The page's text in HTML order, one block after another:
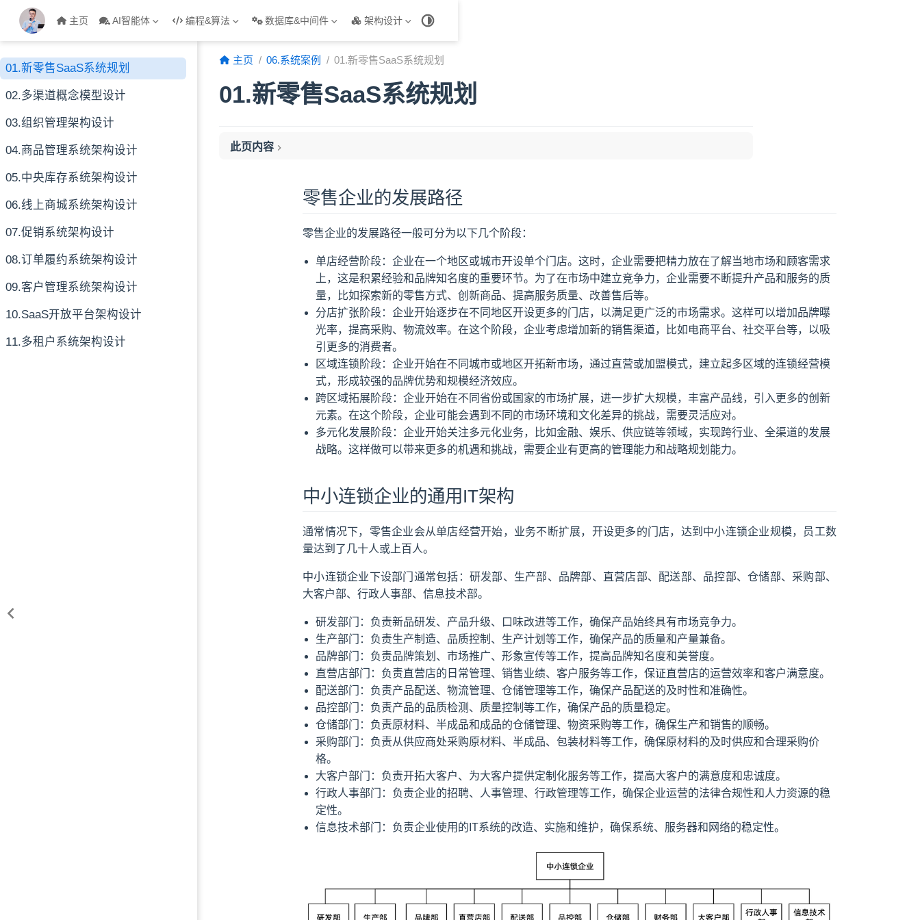
跳至主要內容
主页
AI智能体 编程&算法 数据库&中间件 架构设计
01.新零售SaaS系统规划
02.多渠道概念模型设计
03.组织管理架构设计
04.商品管理系统架构设计
05.中央库存系统架构设计
06.线上商城系统架构设计
07.促销系统架构设计
08.订单履约系统架构设计
09.客户管理系统架构设计
10.SaaS开放平台架构设计
11.多租户系统架构设计
主页 06.系统案例 01.新零售SaaS系统规划
01.新零售SaaS系统规划
此页内容
中小连锁企业的通用IT架构
新零售行业发展趋势零售企业的发展路径
零售企业的发展路径一般可分为以下几个阶段：
单店经营阶段：企业在一个地区或城市开设单个门店。这时，企业需要把精力放在了解当地市场和顾客需求
上，这是积累经验和品牌知名度的重要环节。为了在市场中建立竞争力，企业需要不断提升产品和服务的质
量，比如探索新的零售方式、创新商品、提高服务质量、改善售后等。
分店扩张阶段：企业开始逐步在不同地区开设更多的门店，以满足更广泛的市场需求。这样可以增加品牌曝
光率，提高采购、物流效率。在这个阶段，企业考虑增加新的销售渠道，比如电商平台、社交平台等，以吸
引更多的消费者。
区域连锁阶段：企业开始在不同城市或地区开拓新市场，通过直营或加盟模式，建立起多区域的连锁经营模
式，形成较强的品牌优势和规模经济效应。
跨区域拓展阶段：企业开始在不同省份或国家的市场扩展，进一步扩大规模，丰富产品线，引入更多的创新
元素。在这个阶段，企业可能会遇到不同的市场环境和文化差异的挑战，需要灵活应对。
多元化发展阶段：企业开始关注多元化业务，比如金融、娱乐、供应链等领域，实现跨行业、全渠道的发展
战略。这样做可以带来更多的机遇和挑战，需要企业有更高的管理能力和战略规划能力。
中小连锁企业的通用IT架构
通常情况下，零售企业会从单店经营开始，业务不断扩展，开设更多的门店，达到中小连锁企业规模，员工数
量达到了几十人或上百人。
中小连锁企业下设部门通常包括：研发部、生产部、品牌部、直营店部、配送部、品控部、仓储部、采购部、
大客户部、行政人事部、信息技术部。
研发部门：负责新品研发、产品升级、口味改进等工作，确保产品始终具有市场竞争力。
生产部门：负责生产制造、品质控制、生产计划等工作，确保产品的质量和产量兼备。
品牌部门：负责品牌策划、市场推广、形象宣传等工作，提高品牌知名度和美誉度。
直营店部门：负责直营店的日常管理、销售业绩、客户服务等工作，保证直营店的运营效率和客户满意度。
配送部门：负责产品配送、物流管理、仓储管理等工作，确保产品配送的及时性和准确性。
品控部门：负责产品的品质检测、质量控制等工作，确保产品的质量稳定。
仓储部门：负责原材料、半成品和成品的仓储管理、物资采购等工作，确保生产和销售的顺畅。
采购部门：负责从供应商处采购原材料、半成品、包装材料等工作，确保原材料的及时供应和合理采购价
格。
大客户部门：负责开拓大客户、为大客户提供定制化服务等工作，提高大客户的满意度和忠诚度。
行政人事部门：负责企业的招聘、人事管理、行政管理等工作，确保企业运营的法律合规性和人力资源的稳
定性。
信息技术部门：负责企业使用的IT系统的改造、实施和维护，确保系统、服务器和网络的稳定性。